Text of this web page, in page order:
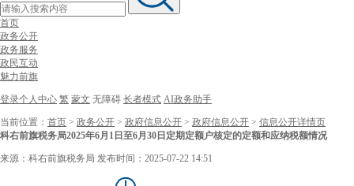
首页
政务公开
政务服务
政民互动
魅力前旗
登录个人中心 繁 蒙文 无障碍 长者模式 AI政务助手
当前位置： 首页 > 政务公开 > 政府信息公开 > 政府信息公开 > 信息公开详情页
科右前旗税务局2025年6月1日至6月30日定期定额户核定的定额和应纳税额情况
来源：科右前旗税务局 发布时间：2025-07-22 14:51